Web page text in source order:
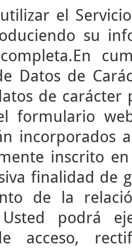
el
su
Datos de
de carácter
formulario
incorporados
inscrito
finalidad de
de la
Usted podrá
acceso,